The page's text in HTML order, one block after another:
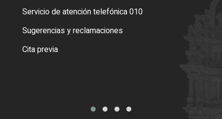
Servicio de atención telefónica 010
Sugerencias y reclamaciones
Cita previa